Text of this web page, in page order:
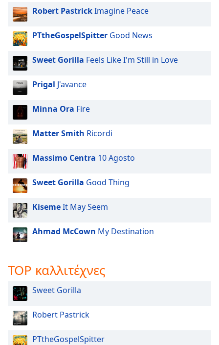
Robert PastrickImagine Peace
PTtheGospelSpitter Good News
Sweet Gorilla Feels Like I'm Still in Love
Prigal J'avance
Minna Ora Fire
Matter Smith Ricordi
Massimo Centra 10 Agosto
Sweet Gorilla Good Thing
KisemeIt May Seem
Ahmad McCown My Destination
TOP καλλιτέχνες
Sweet Gorilla
Robert Pastrick
PTtheGospelSpitter